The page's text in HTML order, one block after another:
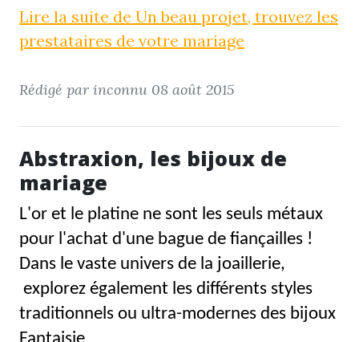
Lire la suite de Un beau projet, trouvez les
prestataires de votre mariage
Rédigé par inconnu 08 août 2015
Abstraxion, les bijoux de
mariage
L'or et le platine ne sont les seuls métaux
pour l'achat d'une bague de fiançailles !
Dans le vaste univers de la joaillerie,
explorez également les différents styles
traditionnels ou ultra-modernes des bijoux